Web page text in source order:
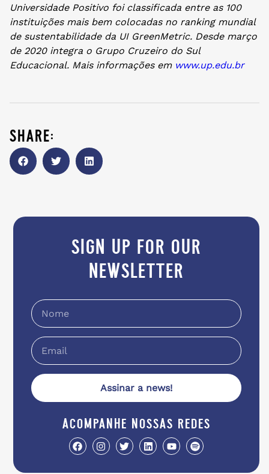
Universidade Positivo foi classificada entre as 100
instituições mais bem colocadas no ranking mundial
de sustentabilidade da UI GreenMetric. Desde março
de 2020 integra o Grupo Cruzeiro do Sul
Educacional. Mais informações em www.up.edu.br
share:
sign up for our
newsletter
Assinar a news!
acompanhe nossas redes